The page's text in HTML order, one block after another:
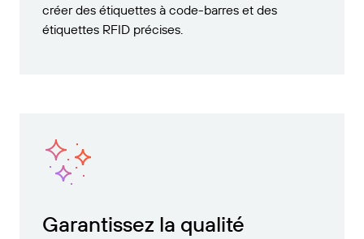
créer des étiquettes à code-barres et des
étiquettes RFID précises.
Garantissez la qualité